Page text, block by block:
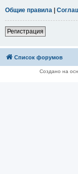
Общие правила |
Регистрация
Список форумов
Создано на